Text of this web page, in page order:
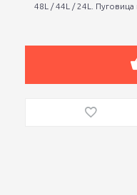
48L / 44L / 24L. Пуговица